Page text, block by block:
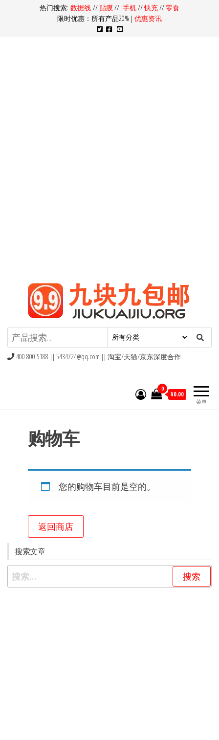
热门搜索: 数据线 // 贴膜// 手机//快充//零食
限时优惠：所有产品20% | 优惠资讯
九块九包邮,9块9包邮,9.9元包邮,九
块九官网
400 800 5188 || 5434724@qq.com || 淘宝/天猫/京东深度合作
菜单
0
¥0.00
购物车
您的购物车目前是空的。
返回商店
搜索文章